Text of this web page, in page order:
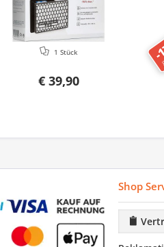
€ 39,90
1 Stück -
Shop